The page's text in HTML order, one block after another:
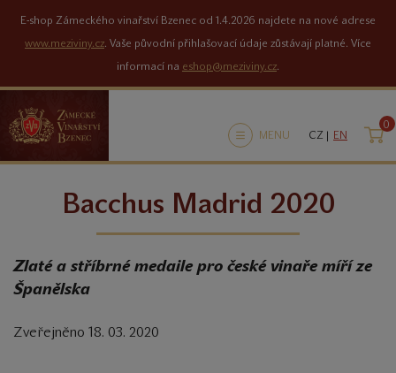
E-shop Zámeckého vinařství Bzenec od 1.4.2026 najdete na nové adrese
www.meziviny.cz. Vaše původní přihlašovací údaje zůstávají platné. Více
informací na eshop@meziviny.cz.
MENU CZ | EN
0
Bacchus Madrid 2020
Zlaté a stříbrné medaile pro české vinaře míří ze
Španělska
Zveřejněno 18. 03. 2020